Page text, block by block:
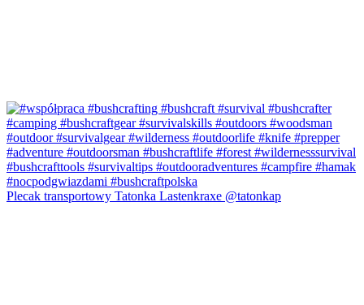
Plecak transportowy Tatonka Lastenkraxe @tatonkap